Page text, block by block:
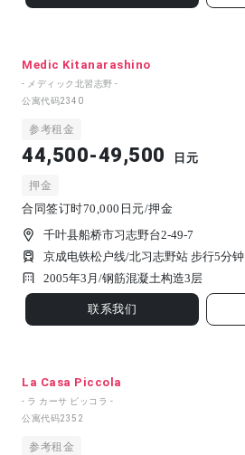
Medic Kitanarashino
- メディック北習志野 -
公寓代码2340
参考租金
44,500-49,500 日元
押金
合同签订时70,000日元/押金
千叶县船桥市习志野台2-49-7
京成电铁松户线/北习志野站 步行5分钟
2005年3月/钢筋混凝土构造3 层
联系我们
La Casa Piccola
- ラ カーサ ピッコラ -
公寓代码2352
参考租金